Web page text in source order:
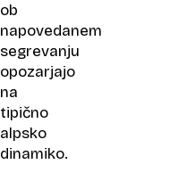
ob
napovedanem
segrevanju
opozarjajo
na
tipično
alpsko
dinamiko.